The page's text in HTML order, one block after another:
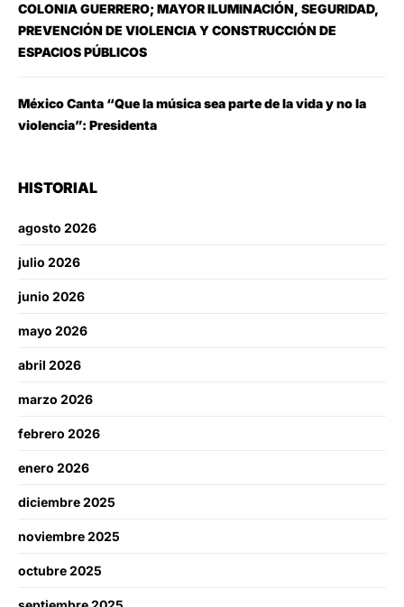
COLONIA GUERRERO; MAYOR ILUMINACIÓN, SEGURIDAD,
PREVENCIÓN DE VIOLENCIA Y CONSTRUCCIÓN DE
ESPACIOS PÚBLICOS
México Canta “Que la música sea parte de la vida y no la
violencia”: Presidenta
HISTORIAL
agosto 2026
julio 2026
junio 2026
mayo 2026
abril 2026
marzo 2026
febrero 2026
enero 2026
diciembre 2025
noviembre 2025
octubre 2025